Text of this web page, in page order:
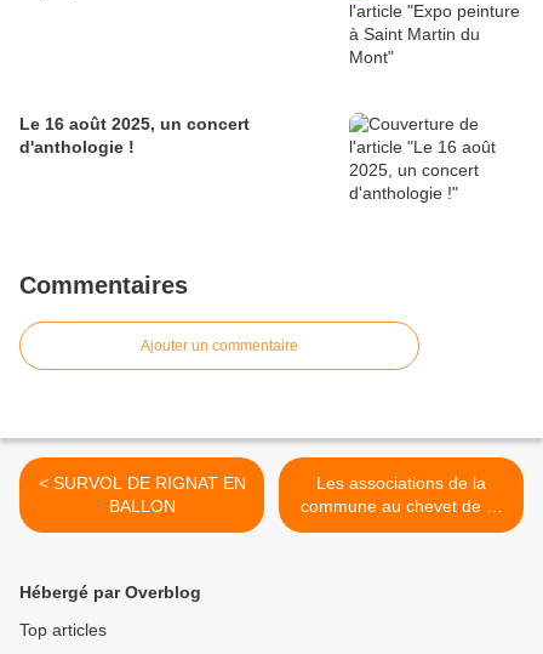
Le 16 août 2025, un concert
d'anthologie !
Commentaires
Ajouter un commentaire
< SURVOL DE RIGNAT EN
BALLON
Les associations de la
commune au chevet de St
Didier >
Hébergé par Overblog
Top articles